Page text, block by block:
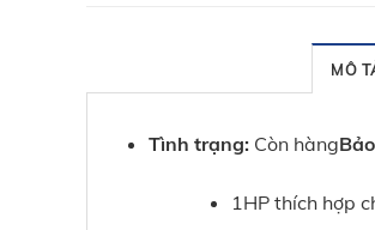
MÔ
Tình trạng:Còn hàng
1HP thích hợp